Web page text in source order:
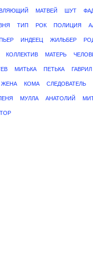
МАТВЕЙ ШУТ
ТИП РОК ПОЛИЦИЯ
ИНДЕЕЦ ЖИЛЬБЕР
КОЛЛЕКТИВ МАТЕРЬ
МИТЬКА ПЕТЬКА ГАВРИЛ
ЖЕНА КОМА СЛЕДОВАТЕЛЬ
МУЛЛА АНАТОЛИЙ